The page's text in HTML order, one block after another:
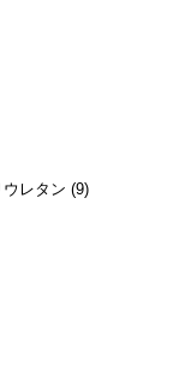
レタン (9)